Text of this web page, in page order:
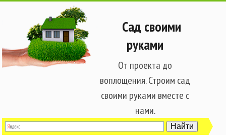
Сад своими
руками
От проекта до
воплощения. Строим сад
своими руками вместе с
нами.